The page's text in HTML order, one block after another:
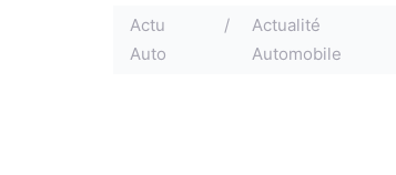
Actu
Auto
/
Actualité
Automobile